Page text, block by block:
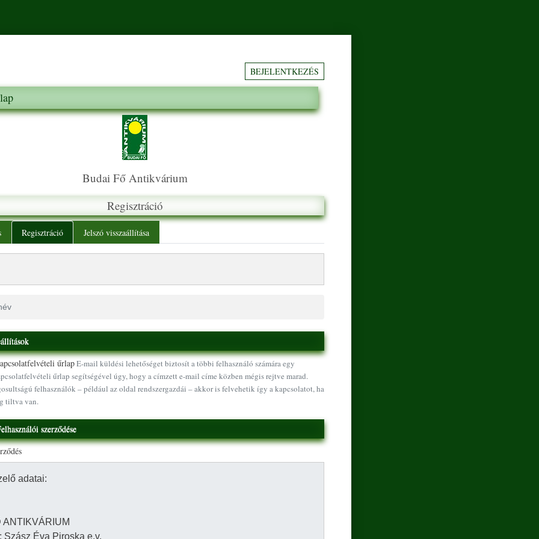
Ugrás a tartalomra
BEJELENTKEZÉS
Budai Fő Antikvárium
Regisztráció
tabs
Regisztráció Jelszó visszaállítása
űrlapE-mail küldési lehetőséget biztosít a többi felhasználó számára egy
űrlap segítségével úgy, hogy a címzett e-mail címe közben mégis rejtve marad.
felhasználók – például az oldal rendszergazdái – akkor is felvehetik így a kapcsolatot, ha
tiltva van.
szerződése